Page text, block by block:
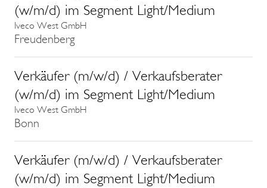
(w/m/d) im Segment Light/Medium
Iveco West GmbH
Freudenberg
Verkäufer (m/w/d) / Verkaufsberater
(w/m/d) im Segment Light/Medium
Iveco West GmbH
Bonn
Verkäufer (m/w/d) / Verkaufsberater
(w/m/d) im Segment Light/Medium